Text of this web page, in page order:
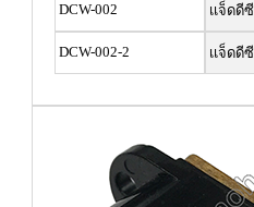
DCW-002
เเจ็ดดี
DCW-002-2 เเจ็ดดี